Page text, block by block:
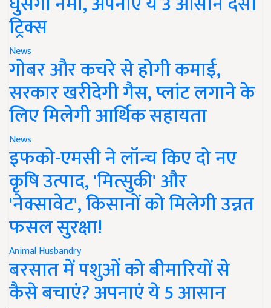
ट्रिक्स
News
गोबर और कचरे से होगी कमाई,
सरकार खरीदेगी गैस, प्लांट लगाने के
लिए मिलेगी आर्थिक सहायता
News
इफको-एमसी ने लॉन्च किए दो नए
कृषि उत्पाद, 'मित्सुकी' और
'नेक्सावेट', किसानों को मिलेगी उन्नत
फसल सुरक्षा!
Animal Husbandry
बरसात में पशुओं को बीमारियों से
कैसे बचाएं? अपनाएं ये 5 आसान